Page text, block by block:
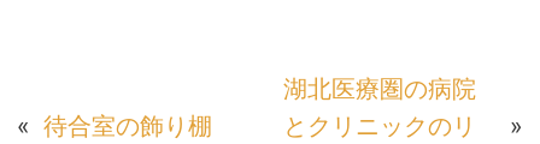
« 待合室の飾り棚
湖北医療圏の病院
とクリニックのリ
»